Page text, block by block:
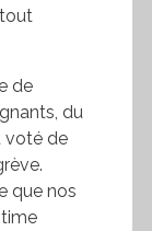
de
du
voté de
que nos